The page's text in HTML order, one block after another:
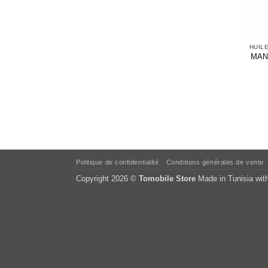
Politique de confidentialité Conditions générales de vente
Copyright 2026 © Tomobile Store Made in Tunisia